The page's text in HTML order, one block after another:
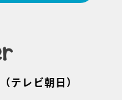
（テレビ朝日）